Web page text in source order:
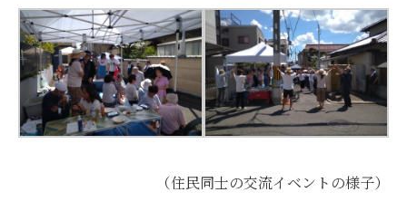
（住民同士の交流イベントの様子）